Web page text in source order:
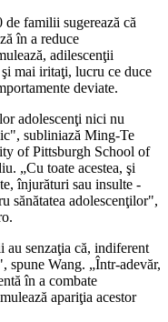
familii sugerează că
în a reduce
adilescenţii
mai iritaţi, lucru ce duce
deviate.
adolescenţi nici nu
subliniază Ming-Te
of Pittsburgh School of
„Cu toate acestea, şi
înjurături sau insulte -
sănătatea adolescenţilor",
au senzaţia că, indiferent
spune Wang. „Într-adevăr,
în a combate
apariţia acestor